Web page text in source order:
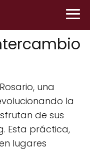
una
la
de sus
Esta práctica,
lugares